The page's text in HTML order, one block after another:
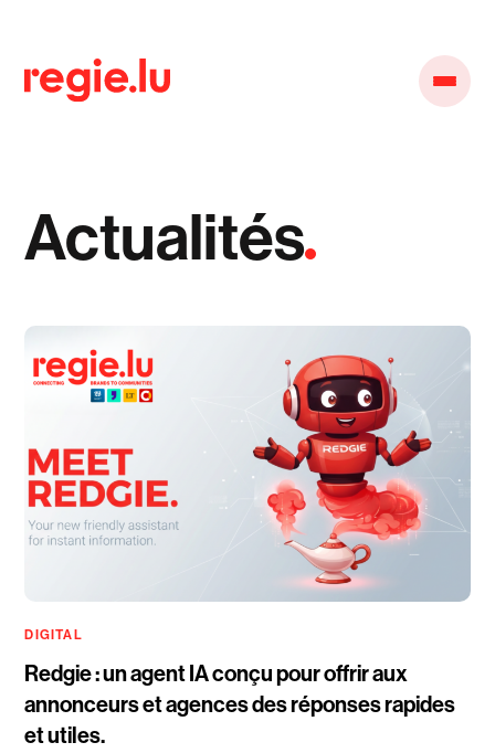
Actualités
DIGITAL
Redgie : un agent IA conçu pour offrir aux
annonceurs et agences des réponses rapides
et utiles.